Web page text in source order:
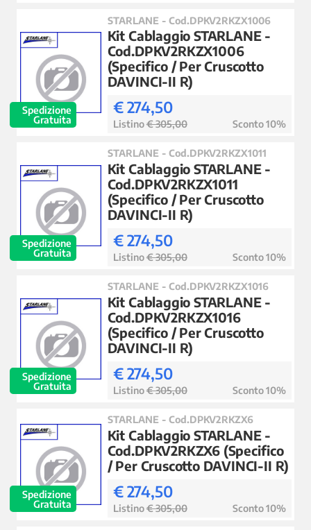
Spedizione
Gratuita
STARLANE - Cod.DPKV2RKZX1006
Kit Cablaggio STARLANE -
Cod.DPKV2RKZX1006
(Specifico / Per Cruscotto
DAVINCI-II R)
€ 274,50
Listino€ 305,00 Sconto 10%
Spedizione
Gratuita
STARLANE - Cod.DPKV2RKZX1011
Kit Cablaggio STARLANE -
Cod.DPKV2RKZX1011
(Specifico / Per Cruscotto
DAVINCI-II R)
€ 274,50
Listino€ 305,00 Sconto 10%
Spedizione
Gratuita
STARLANE - Cod.DPKV2RKZX1016
Kit Cablaggio STARLANE -
Cod.DPKV2RKZX1016
(Specifico / Per Cruscotto
DAVINCI-II R)
€ 274,50
Listino€ 305,00 Sconto 10%
Spedizione
Gratuita
STARLANE - Cod.DPKV2RKZX6
Kit Cablaggio STARLANE -
Cod.DPKV2RKZX6 (Specifico
/ Per Cruscotto DAVINCI-II R)
€ 274,50
Listino€ 305,00 Sconto 10%